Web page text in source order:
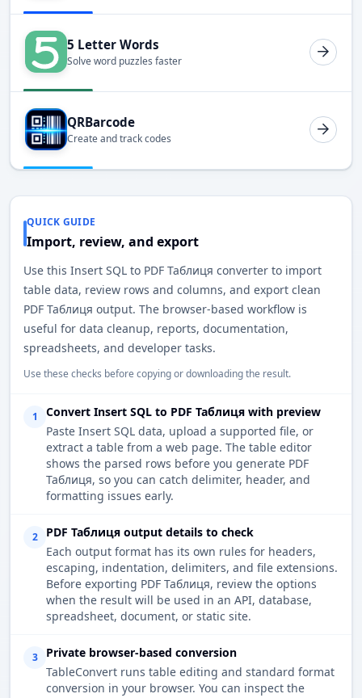
5 Letter Words
Solve word puzzles faster
QRBarcode
Create and track codes
QUICK GUIDE
Import, review, and export
Use this Insert SQL to PDF Таблиця converter to import
table data, review rows and columns, and export clean
PDF Таблиця output. The browser-based workflow is
useful for data cleanup, reports, documentation,
spreadsheets, and developer tasks.
Use these checks before copying or downloading the result.
1
Convert Insert SQL to PDF Таблиця with preview
Paste Insert SQL data, upload a supported file, or
extract a table from a web page. The table editor
shows the parsed rows before you generate PDF
Таблиця, so you can catch delimiter, header, and
formatting issues early.
2
PDF Таблиця output details to check
Each output format has its own rules for headers,
escaping, indentation, delimiters, and file extensions.
Before exporting PDF Таблиця, review the options
when the result will be used in an API, database,
spreadsheet, document, or static site.
3
Private browser-based conversion
TableConvert runs table editing and standard format
conversion in your browser. You can inspect the